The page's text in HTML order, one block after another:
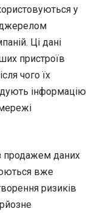
у
джерелом
Ці дані
пристроїв
чого їх
інформацію
продажем даних
вже
ризиків